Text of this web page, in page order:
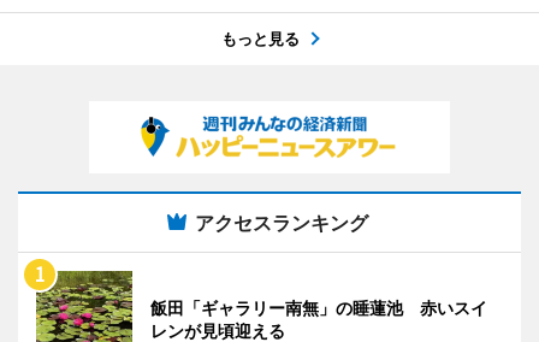
もっと見る
アクセスランキング
飯田「ギャラリー南無」の睡蓮池 赤いスイ
レンが見頃迎える